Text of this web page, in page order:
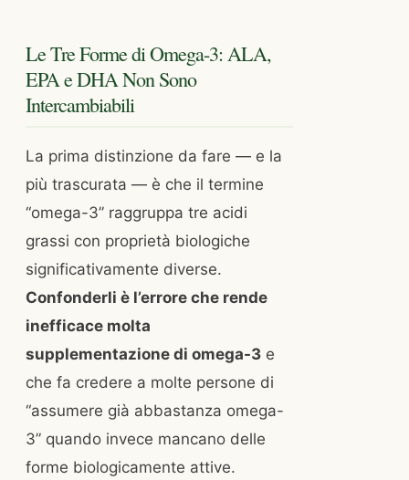
Le Tre Forme di Omega-3: ALA,
EPA e DHA Non Sono
Intercambiabili
La prima distinzione da fare — e la
più trascurata — è che il termine
“omega-3” raggruppa tre acidi
grassi con proprietà biologiche
significativamente diverse.
Confonderli è l’errore che rende
inefficace molta
supplementazione di omega-3 e
che fa credere a molte persone di
“assumere già abbastanza omega-
3” quando invece mancano delle
forme biologicamente attive.